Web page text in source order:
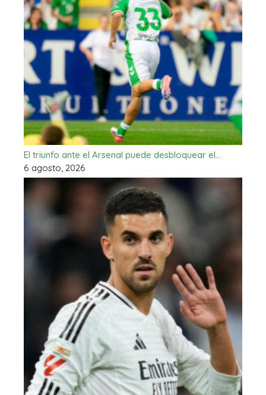
El triunfo ante el Arsenal puede desbloquear el…
6 agosto, 2026